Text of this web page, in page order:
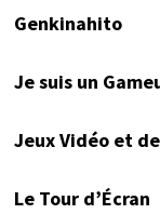
Genkinahito
Je suis un
Jeux Vidéo et
Le Tour d’Écran